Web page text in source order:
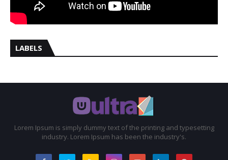
LABELS
Lorem Ipsum is simply dummy text of the printing and typesetting
industry. Lorem Ipsum has been the industry's.